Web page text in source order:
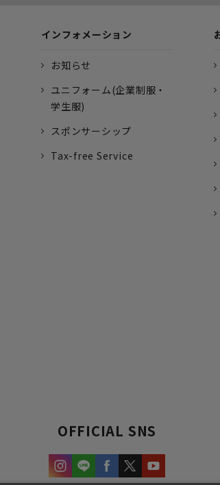
インフォメーション
お知らせ
ユニフォーム(企業制服・
学生服)
スポンサーシップ
Tax-free Service
OFFICIAL SNS